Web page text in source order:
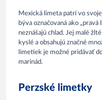
Mexická limeta patrí vo
býva označovaná ako
neznášajú chlad. Jej malé
kyslé a obsahujú značné
limetiek je možné pridávať
marinád.
Perzské limetky